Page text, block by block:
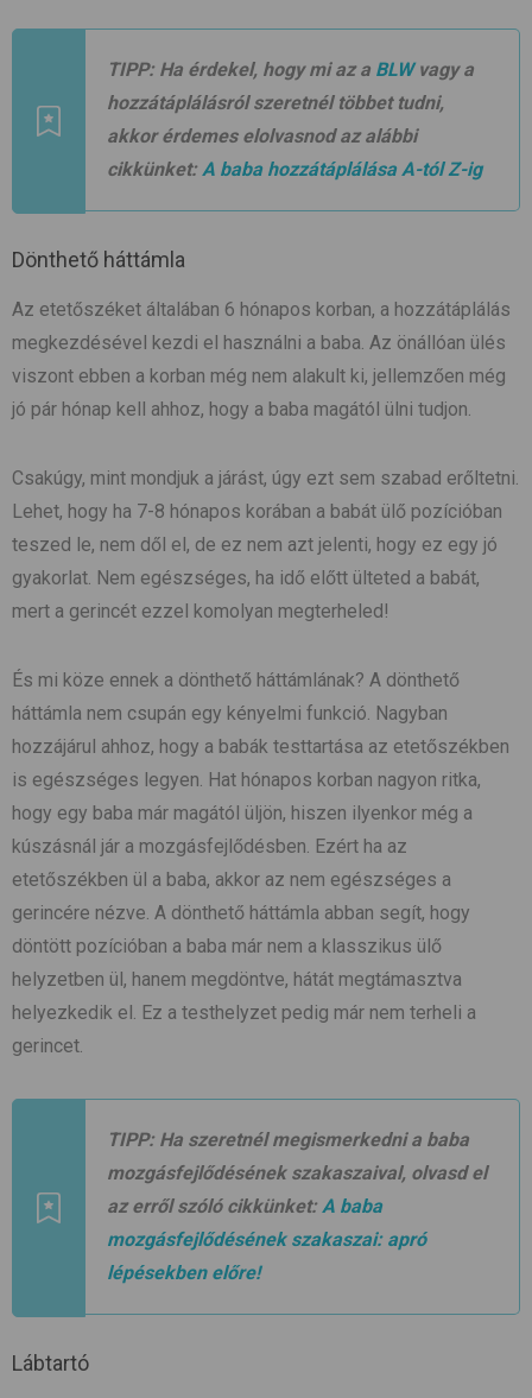
TIPP: Ha érdekel, hogy mi az a BLWvagy a
hozzátáplálásról szeretnél többet tudni,
akkor érdemes elolvasnod az alábbi
cikkünket: A baba hozzátáplálása A-tól Z-ig
Dönthető háttámla
Az etetőszéket általában 6 hónapos korban, a hozzátáplálás
megkezdésével kezdi el használni a baba. Az önállóan ülés
viszont ebben a korban még nem alakult ki, jellemzően még
jó pár hónap kell ahhoz, hogy a baba magától ülni tudjon.
Csakúgy, mint mondjuk a járást, úgy ezt sem szabad erőltetni.
Lehet, hogy ha 7-8 hónapos korában a babát ülő pozícióban
teszed le, nem dől el, de ez nem azt jelenti, hogy ez egy jó
gyakorlat. Nem egészséges, ha idő előtt ülteted a babát,
mert a gerincét ezzel komolyan megterheled!
És mi köze ennek a dönthető háttámlának? A dönthető
háttámla nem csupán egy kényelmi funkció. Nagyban
hozzájárul ahhoz, hogy a babák testtartása az etetőszékben
is egészséges legyen. Hat hónapos korban nagyon ritka,
hogy egy baba már magától üljön, hiszen ilyenkor még a
kúszásnál jár a mozgásfejlődésben. Ezért ha az
etetőszékben ül a baba, akkor az nem egészséges a
gerincére nézve. A dönthető háttámla abban segít, hogy
döntött pozícióban a baba már nem a klasszikus ülő
helyzetben ül, hanem megdöntve, hátát megtámasztva
helyezkedik el. Ez a testhelyzet pedig már nem terheli a
gerincet.
TIPP: Ha szeretnél megismerkedni a baba
mozgásfejlődésének szakaszaival, olvasd el
az erről szóló cikkünket: A baba
mozgásfejlődésének szakaszai: apró
lépésekben előre!
Lábtartó